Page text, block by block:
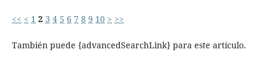
<< < 1 2 3 4 5 6 7 8 9 10 > >>
También puede {advancedSearchLink} para este artículo.